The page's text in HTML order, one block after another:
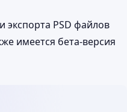
экспорта PSD файлов
имеется бета-версия